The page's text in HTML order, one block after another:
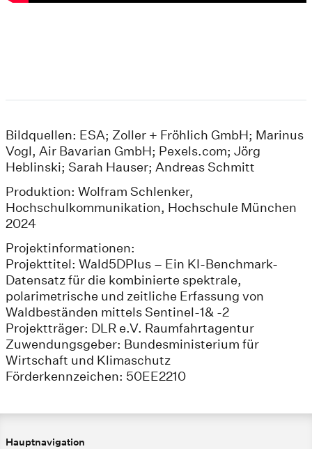
Bildquellen: ESA; Zoller + Fröhlich GmbH; Marinus
Vogl, Air Bavarian GmbH; Pexels.com; Jörg
Heblinski; Sarah Hauser; Andreas Schmitt
Produktion: Wolfram Schlenker,
Hochschulkommunikation, Hochschule München
2024
Projektinformationen:
Projekttitel: Wald5DPlus – Ein KI-Benchmark-
Datensatz für die kombinierte spektrale,
polarimetrische und zeitliche Erfassung von
Waldbeständen mittels Sentinel-1& -2
Projektträger: DLR e.V. Raumfahrtagentur
Zuwendungsgeber: Bundesministerium für
Wirtschaft und Klimaschutz
Förderkennzeichen: 50EE2210
Hauptnavigation